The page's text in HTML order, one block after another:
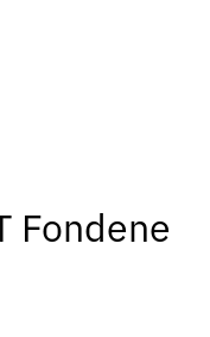
Fondene